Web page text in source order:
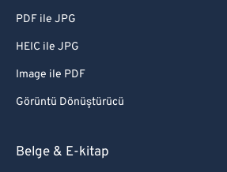
PDF ile JPG
HEIC ile JPG
Image ile PDF
Görüntü Dönüştürücü
Belge & E-kitap